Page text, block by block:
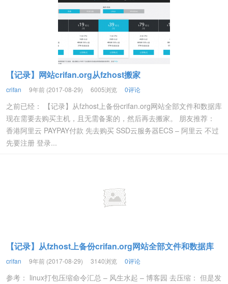
【记录】网站crifan.org从fzhost搬家
crifan 9年前 (2017-08-29) 6005浏览 0评论
之前已经： 【记录】从fzhost上备份crifan.org网站全部文件和数据库
现在需要去购买主机，且无需备案的，然后再去搬家。 朋友推荐：
香港阿里云 PAYPAY付款 先去购买 SSD云服务器ECS – 阿里云 不过
先要注册 登录...
【记录】从fzhost上备份crifan.org网站全部文件和数据库
crifan 9年前 (2017-08-29) 3140浏览 0评论
参考： linux打包压缩命令汇总 – 风生水起 – 博客园 去压缩： 但是发